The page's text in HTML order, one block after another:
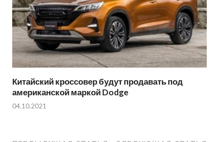
Китайский кроссовер будут продавать под
американской маркой Dodge
04.10.2021